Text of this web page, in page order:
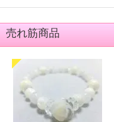
売れ筋商品